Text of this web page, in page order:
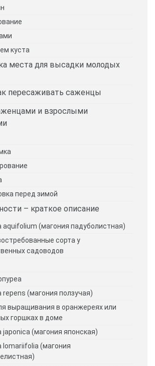
куста
места для высадки молодых
пересаживать саженцы
и взрослыми
перед зимой
– краткое описание
aquifolium (магония падуболистная)
сорта у
садоводов
repens (магония ползучая)
выращивания в оранжереях или
горшках в доме
japonica (магония японская)
lomariifolia (магония